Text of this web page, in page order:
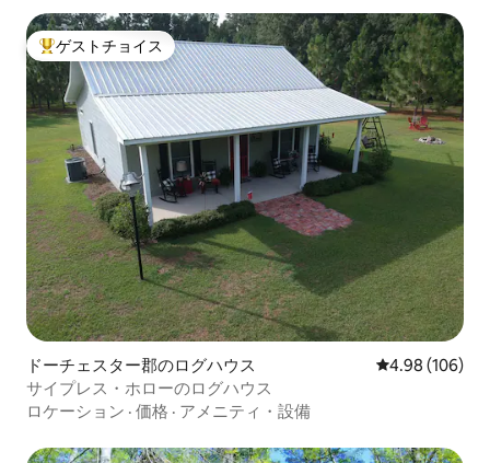
大好評のゲストチョイスです。
ゲストチョイス
ドーチェスター郡のログハウス レビュー106
4.98 (106)
サイプレス・ホローのログハウス
ロケーション · 価格 · アメニティ・設備